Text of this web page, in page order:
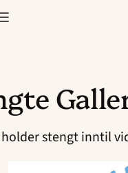
stengt inntil